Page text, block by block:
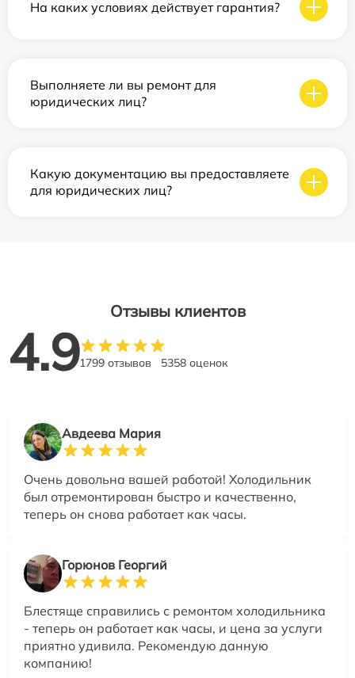
На каких условиях действует гарантия?
Выполняете ли вы ремонт для
юридических лиц?
Какую документацию вы предоставляете
для юридических лиц?
Отзывы клиентов
4.91799 отзывов 5358 оценок
Авдеева Мария
Очень довольна вашей работой! Холодильник
был отремонтирован быстро и качественно,
теперь он снова работает как часы.
Горюнов Георгий
Блестяще справились с ремонтом холодильника
- теперь он работает как часы, и цена за услуги
приятно удивила. Рекомендую данную
компанию!